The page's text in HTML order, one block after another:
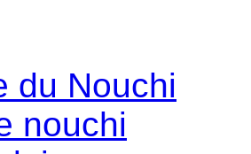
du Nouchi
nouchi